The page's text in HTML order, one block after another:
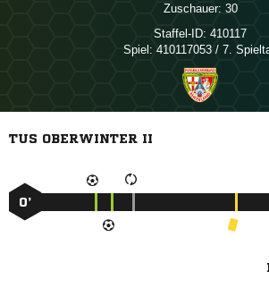
Zuschauer: 30
Staffel-ID: 410117
Spiel: 410117053 / 7.
TUS OBERWINTER II
0’